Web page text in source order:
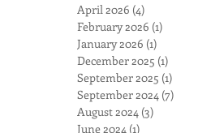
April 2026 (4)
February 2026 (1)
January 2026 (1)
December 2025 (1)
September 2025 (1)
September 2024 (7)
August 2024 (3)
June 2024 (1)